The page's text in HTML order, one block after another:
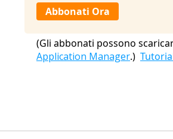
Abbonati Ora
(Gli abbonati possono
Application Manager.)